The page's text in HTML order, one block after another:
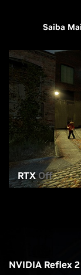
Saiba
RTXOff
NVIDIA Reflex 2